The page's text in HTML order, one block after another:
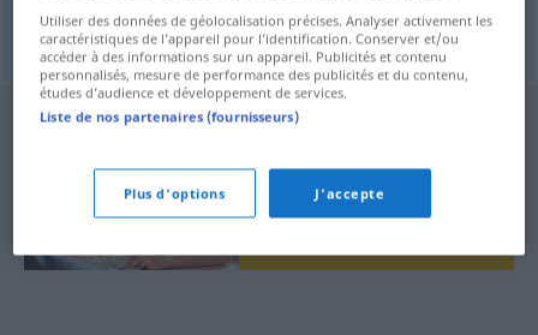
dienovereenkomstig
Utiliser des données de géolocalisation précises. Analyser activement les
caractéristiques de l’appareil pour l’identification. Conserver et/ou
accéder à des informations sur un appareil. Publicités et contenu
personnalisés, mesure de performance des publicités et du contenu,
études d’audience et développement de services.
Liste de nos partenaires (fournisseurs)
Plus d'options J'accepte